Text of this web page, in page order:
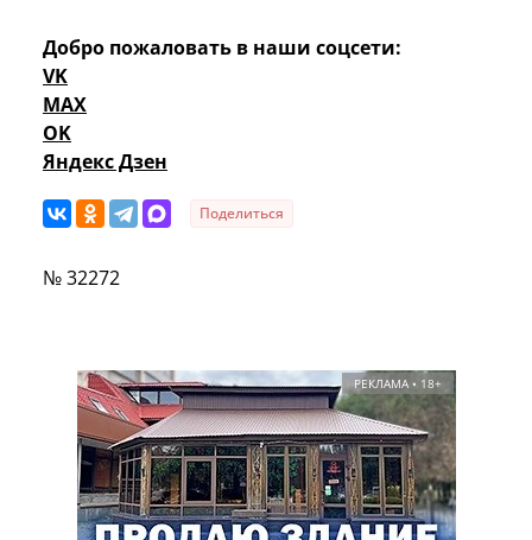
Добро пожаловать в наши соцсети:
VK
MAX
OK
Яндекс Дзен
Поделиться
№ 32272
РЕКЛАМА • 18+